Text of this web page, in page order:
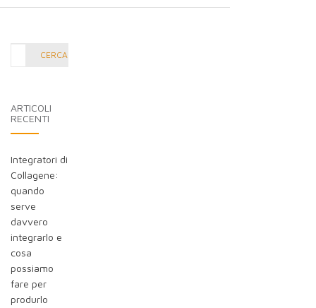
CERCA
ARTICOLI
RECENTI
Integratori di
Collagene:
quando
serve
davvero
integrarlo e
cosa
possiamo
fare per
produrlo